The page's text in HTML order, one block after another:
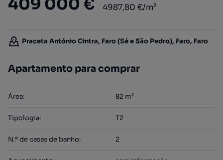
409 000 € 4987,80 €/m²
Praceta António Cintra, Faro (Sé e São Pedro), Faro, Faro
Apartamento para comprar
Área: 82 m²
Tipologia: T2
N.º de casas de banho: 2